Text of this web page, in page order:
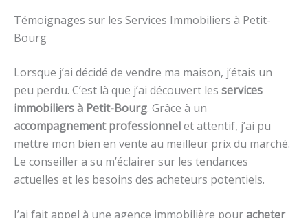
Témoignages sur les Services Immobiliers à Petit-
Bourg
Lorsque j’ai décidé de vendre ma maison, j’étais un
peu perdu. C’est là que j’ai découvert les services
immobiliers à Petit-Bourg. Grâce à un
accompagnement professionnelet attentif, j’ai pu
mettre mon bien en vente au meilleur prix du marché.
Le conseiller a su m’éclairer sur les tendances
actuelles et les besoins des acheteurs potentiels.
J’ai fait appel à une agence immobilière pouracheter